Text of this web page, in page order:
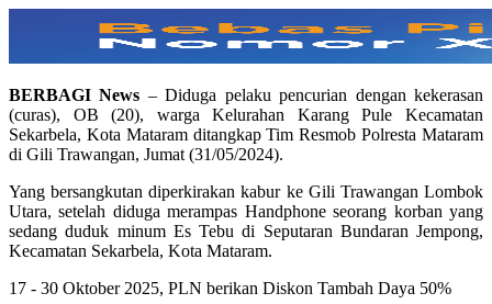
BERBAGI News – Diduga pelaku pencurian dengan kekerasan
(curas), OB (20), warga Kelurahan Karang Pule Kecamatan
Sekarbela, Kota Mataram ditangkap Tim Resmob Polresta Mataram
di Gili Trawangan, Jumat (31/05/2024).
Yang bersangkutan diperkirakan kabur ke Gili Trawangan Lombok
Utara, setelah diduga merampas Handphone seorang korban yang
sedang duduk minum Es Tebu di Seputaran Bundaran Jempong,
Kecamatan Sekarbela, Kota Mataram.
17 - 30 Oktober 2025, PLN berikan Diskon Tambah Daya 50%